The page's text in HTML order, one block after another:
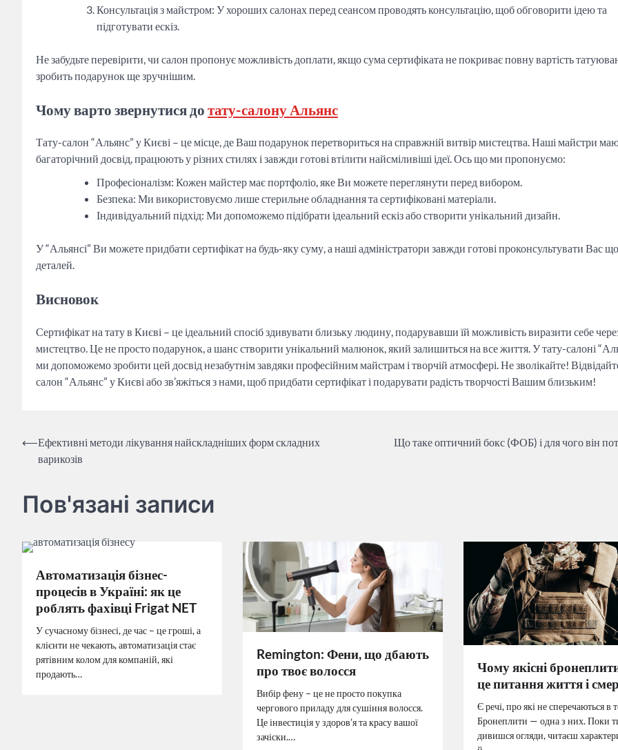
Консультація з майстром: У хороших салонах перед сеансом проводять консультацію, щоб обговорити ідею та
підготувати ескіз.
Не забудьте перевірити, чи салон пропонує можливість доплати, якщо сума сертифіката не покриває повну вартість
зробить подарунок ще зручнішим.
Чому варто звернутися до тату-салону Альянс
Тату-салон “Альянс” у Києві – це місце, де Ваш подарунок перетвориться на справжній витвір мистецтва. Наші майстри
багаторічний досвід, працюють у різних стилях і завжди готові втілити найсміливіші ідеї. Ось що ми пропонуємо:
Професіоналізм: Кожен майстер має портфоліо, яке Ви можете переглянути перед вибором.
Безпека: Ми використовуємо лише стерильне обладнання та сертифіковані матеріали.
Індивідуальний підхід: Ми допоможемо підібрати ідеальний ескіз або створити унікальний дизайн.
У “Альянсі” Ви можете придбати сертифікат на будь-яку суму, а наші адміністратори завжди готові проконсультувати Вас
деталей.
Висновок
Сертифікат на тату в Києві – це ідеальний спосіб здивувати близьку людину, подарувавши їй можливість виразити себе
мистецтво. Це не просто подарунок, а шанс створити унікальний малюнок, який залишиться на все життя. У тату-салоні
ми допоможемо зробити цей досвід незабутнім завдяки професійним майстрам і творчій атмосфері. Не зволікайте!
салон “Альянс” у Києві або зв’яжіться з нами, щоб придбати сертифікат і подарувати радість творчості Вашим близьким!
Навігація
записів
⟵Ефективні методи лікування найскладніших форм складних
варикозів
Що таке оптичний бокс (ФОБ) і для чого він
Пов'язані записи
Автоматизація бізнес-
процесів в Україні: як це
роблять фахівці Frigat NET
У сучасному бізнесі, де час – це гроші, а
клієнти не чекають, автоматизація стає
рятівним колом для компаній, які
продають…
Remington: Фени, що дбають
про твоє волосся
Вибір фену – це не просто покупка
чергового приладу для сушіння волосся.
Це інвестиція у здоров’я та красу вашої
зачіски.…
Чому якісні
це питання життя і
Є речі, про які не сперечаються в
Бронеплити — одна з них. Поки
дивишся огляди, читаєш